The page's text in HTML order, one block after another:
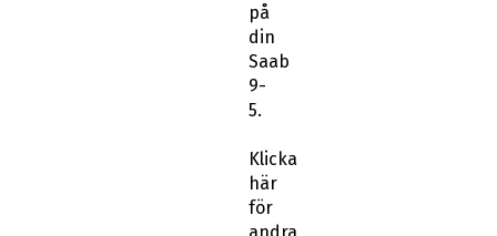
på
din
Saab
9-
5.
Klicka
här
för
andra